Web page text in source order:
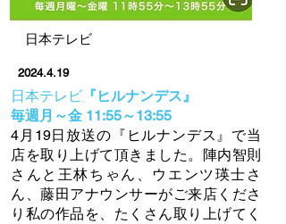
日本テレビ
2024.4.19
日本テレビ 『ヒルナンデス』
毎週月～金 11:55～13:55
4月19日放送の『ヒルナンデス』で当
店を取り上げて頂きました。陣内智則
さんと王林ちゃん、ウエンツ瑛士さ
ん、藤田アナウンサーがご来店くださ
り私の作品を、たくさん取り上げてく